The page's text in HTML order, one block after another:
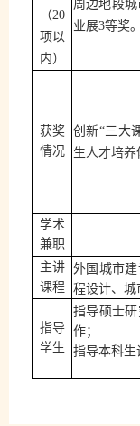
（20
项以
内）
业展3等奖。
获奖
情况
创新“三大
生人才培
学术
兼职
主讲
课程
外国城市
程设计、
指导
学生
指导硕士
作；
指导本科生